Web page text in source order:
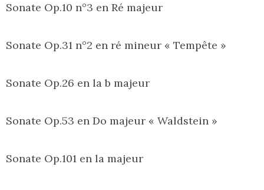
Sonate Op.10 n°3 en Ré majeur
Sonate Op.31 n°2 en ré mineur « Tempête »
Sonate Op.26 en la b majeur
Sonate Op.53 en Do majeur « Waldstein »
Sonate Op.101 en la majeur